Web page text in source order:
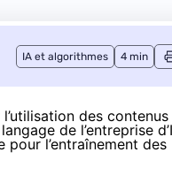
IA et algorithmes 4 min
des contenus
de l’entreprise
l’entraînement des